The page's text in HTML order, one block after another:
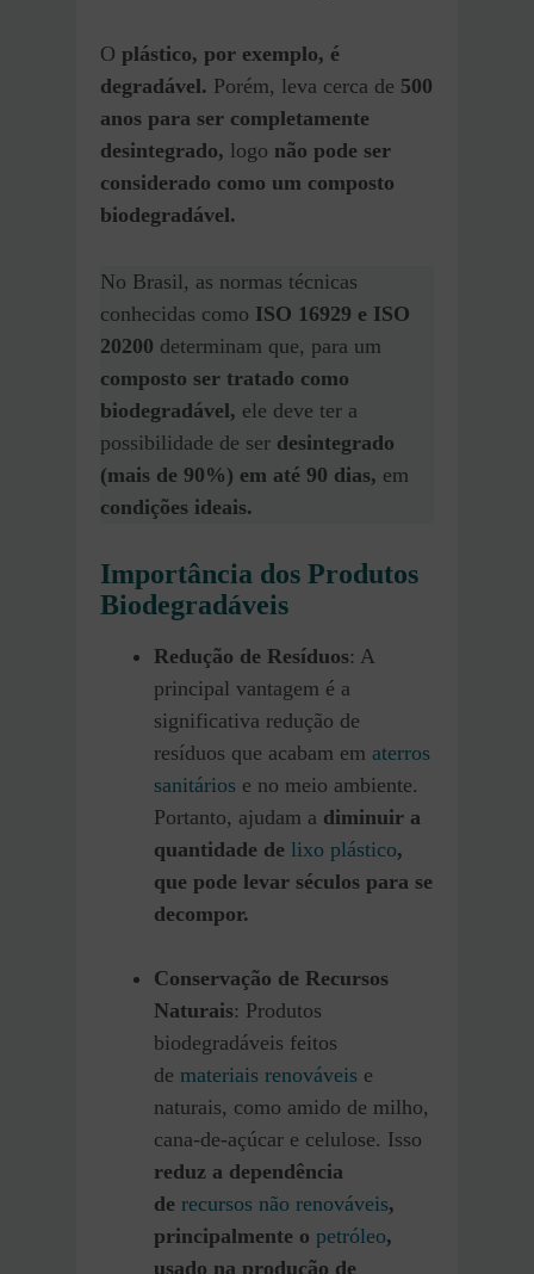
O plástico, por exemplo, é
degradável. Porém, leva cerca de 500
anos para ser completamente
desintegrado, logo não pode ser
considerado como um composto
biodegradável.
No Brasil, as normas técnicas
conhecidas como ISO 16929 e ISO
20200 determinam que, para um
composto ser tratado como
biodegradável, ele deve ter a
possibilidade de ser desintegrado
(mais de 90%) em até 90 dias, em
condições ideais.
Importância dos Produtos
Biodegradáveis
Redução de Resíduos: A
principal vantagem é a
significativa redução de
resíduos que acabam em aterros
sanitários e no meio ambiente.
Portanto, ajudam a diminuir a
quantidade de lixo plástico,
que pode levar séculos para se
decompor.
Conservação de Recursos
Naturais: Produtos
biodegradáveis feitos
de materiais renováveis e
naturais, como amido de milho,
cana-de-açúcar e celulose. Isso
reduz a dependência
de recursos não renováveis,
principalmente o petróleo,
usado na produção de